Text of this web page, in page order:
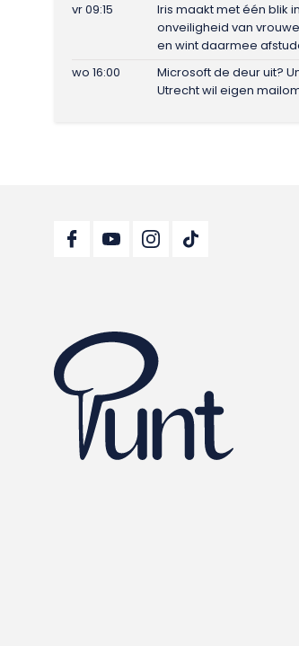
vr 09:15
Iris maakt met één blik
onveiligheid van
en wint daarmee
wo 16:00
Microsoft de deur uit?
Utrecht wil eigen